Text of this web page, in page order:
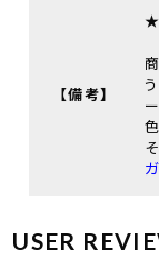
【備考】
USER